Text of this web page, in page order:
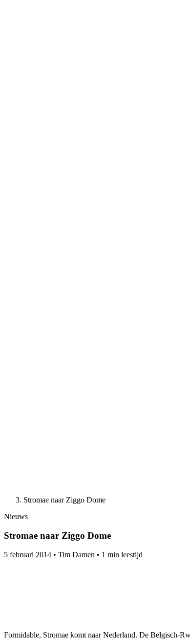
Stromae naar Ziggo Dome
Nieuws
Stromae naar Ziggo Dome
5 februari 2014 • Tim Damen • 1 min leestijd
Formidable, Stromae komt naar Nederland. De Belgisch-